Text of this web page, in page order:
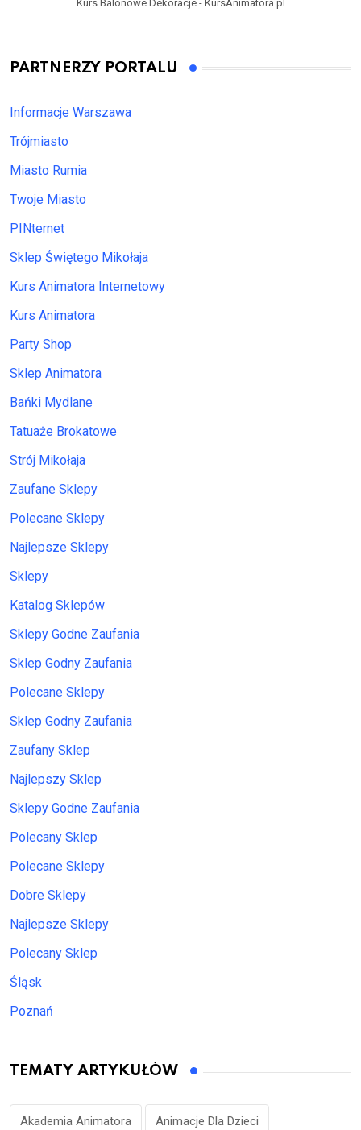
Kurs Balonowe Dekoracje - KursAnimatora.pl
PARTNERZY PORTALU
Informacje Warszawa
Trójmiasto
Miasto Rumia
Twoje Miasto
PINternet
Sklep Świętego Mikołaja
Kurs Animatora Internetowy
Kurs Animatora
Party Shop
Sklep Animatora
Bańki Mydlane
Tatuaże Brokatowe
Strój Mikołaja
Zaufane Sklepy
Polecane Sklepy
Najlepsze Sklepy
Sklepy
Katalog Sklepów
Sklepy Godne Zaufania
Sklep Godny Zaufania
Polecane Sklepy
Sklep Godny Zaufania
Zaufany Sklep
Najlepszy Sklep
Sklepy Godne Zaufania
Polecany Sklep
Polecane Sklepy
Dobre Sklepy
Najlepsze Sklepy
Polecany Sklep
Śląsk
Poznań
TEMATY ARTYKUŁÓW
Akademia Animatora Animacje Dla Dzieci